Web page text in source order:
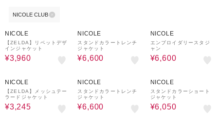
NICOLE CLUB
NICOLE
【ZELDA】リベットデザ
インジャケット
¥3,960
NICOLE
スタンドカラートレンチ
ジャケット
¥6,600
NICOLE
エンブロイダリースタジ
ャン
¥6,600
NICOLE
【ZELDA】メッシュテー
ラードジャケット
¥3,245
NICOLE
スタンドカラートレンチ
ジャケット
¥6,600
NICOLE
スタンドカラーショート
ジャケット
¥6,050